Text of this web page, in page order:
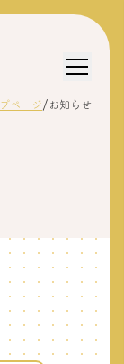
ページ/ お知らせ